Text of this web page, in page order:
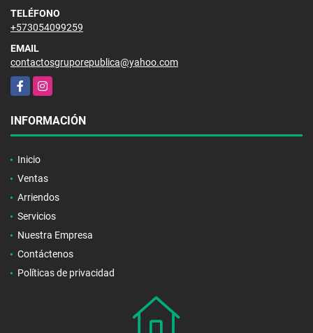
TELÉFONO
+573054099259
EMAIL
contactosgruporepublica@yahoo.com
FacebookInstagram
INFORMACIÓN
Inicio
Ventas
Arriendos
Servicios
Nuestra Empresa
Contáctenos
Políticas de privacidad